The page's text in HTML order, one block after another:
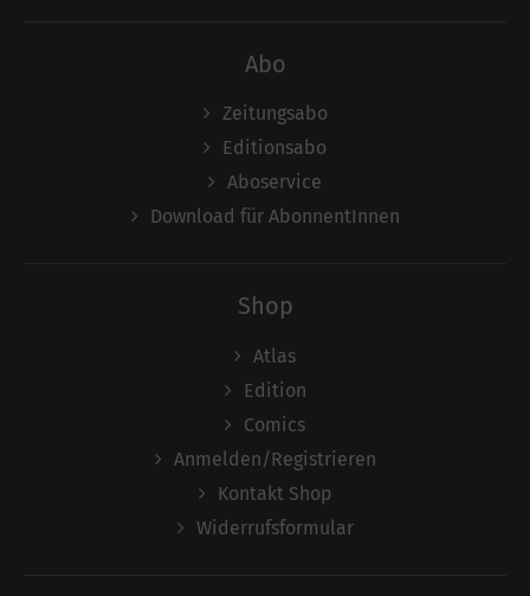
Abo
Zeitungsabo
Editionsabo
Aboservice
Download für AbonnentInnen
Shop
Atlas
Edition
Comics
Anmelden/Registrieren
Kontakt Shop
Widerrufsformular